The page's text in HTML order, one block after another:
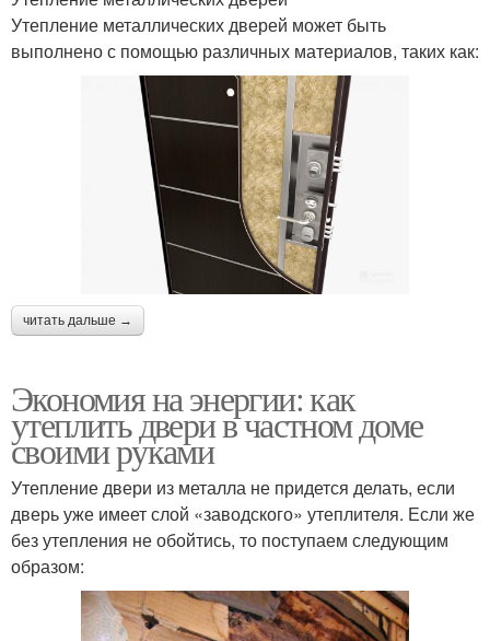
Утепление металлических дверей может быть
выполнено с помощью различных материалов, таких как:
читать дальше →
Экономия на энергии: как
утеплить двери в частном доме
своими руками
Утепление двери из металла не придется делать, если
дверь уже имеет слой «заводского» утеплителя. Если же
без утепления не обойтись, то поступаем следующим
образом: